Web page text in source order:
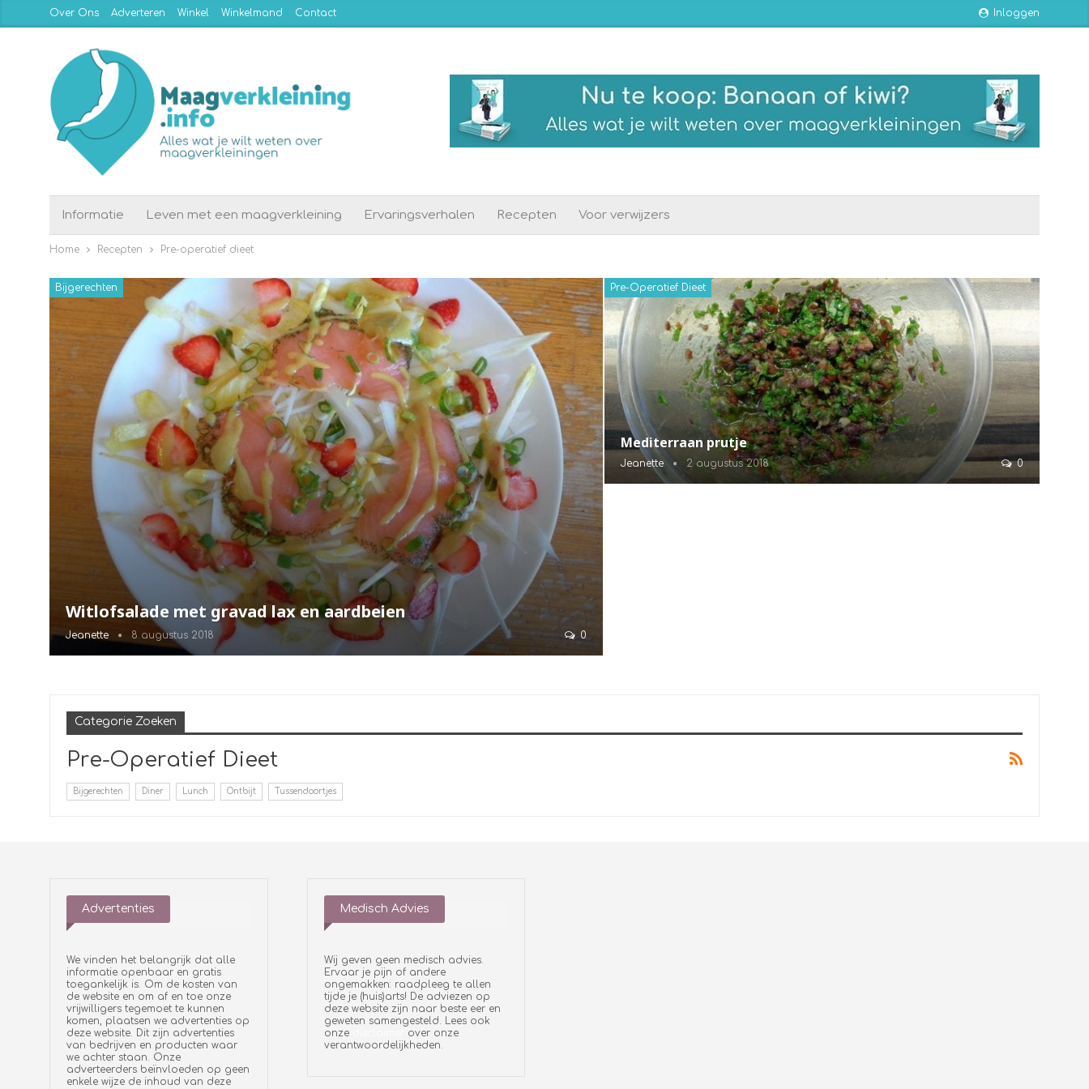
Inloggen
Over Ons Adverteren Winkel Winkelmand Contact
Informatie Leven met een maagverkleining Ervaringsverhalen Recepten Voor verwijzers
Home Recepten Pre-operatief dieet
Bijgerechten
Witlofsalade met gravad lax en aardbeien
Jeanette 8 augustus 2018 0
Pre-Operatief Dieet
Mediterraan prutje
Jeanette 2 augustus 2018 0
Categorie Zoeken
Pre-Operatief Dieet
Bijgerechten Diner Lunch Ontbijt Tussendoortjes
Advertenties
We vinden het belangrijk dat alle
informatie openbaar en gratis
toegankelijk is. Om de kosten van
de website en om af en toe onze
vrijwilligers tegemoet te kunnen
komen, plaatsen we advertenties op
deze website. Dit zijn advertenties
van bedrijven en producten waar
we achter staan. Onze
adverteerders beïnvloeden op geen
enkele wijze de inhoud van deze
Medisch Advies
Wij geven geen medisch advies.
Ervaar je pijn of andere
ongemakken: raadpleeg te allen
tijde je (huis)arts! De adviezen op
deze website zijn naar beste eer en
geweten samengesteld. Lees ook
onze
over onze
verantwoordelijkheden.